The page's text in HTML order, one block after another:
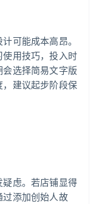
可能成本高昂。
使用技巧，投入时
选择简易文字版
建议起步阶段保
虑。若店铺显得
添加创始人故